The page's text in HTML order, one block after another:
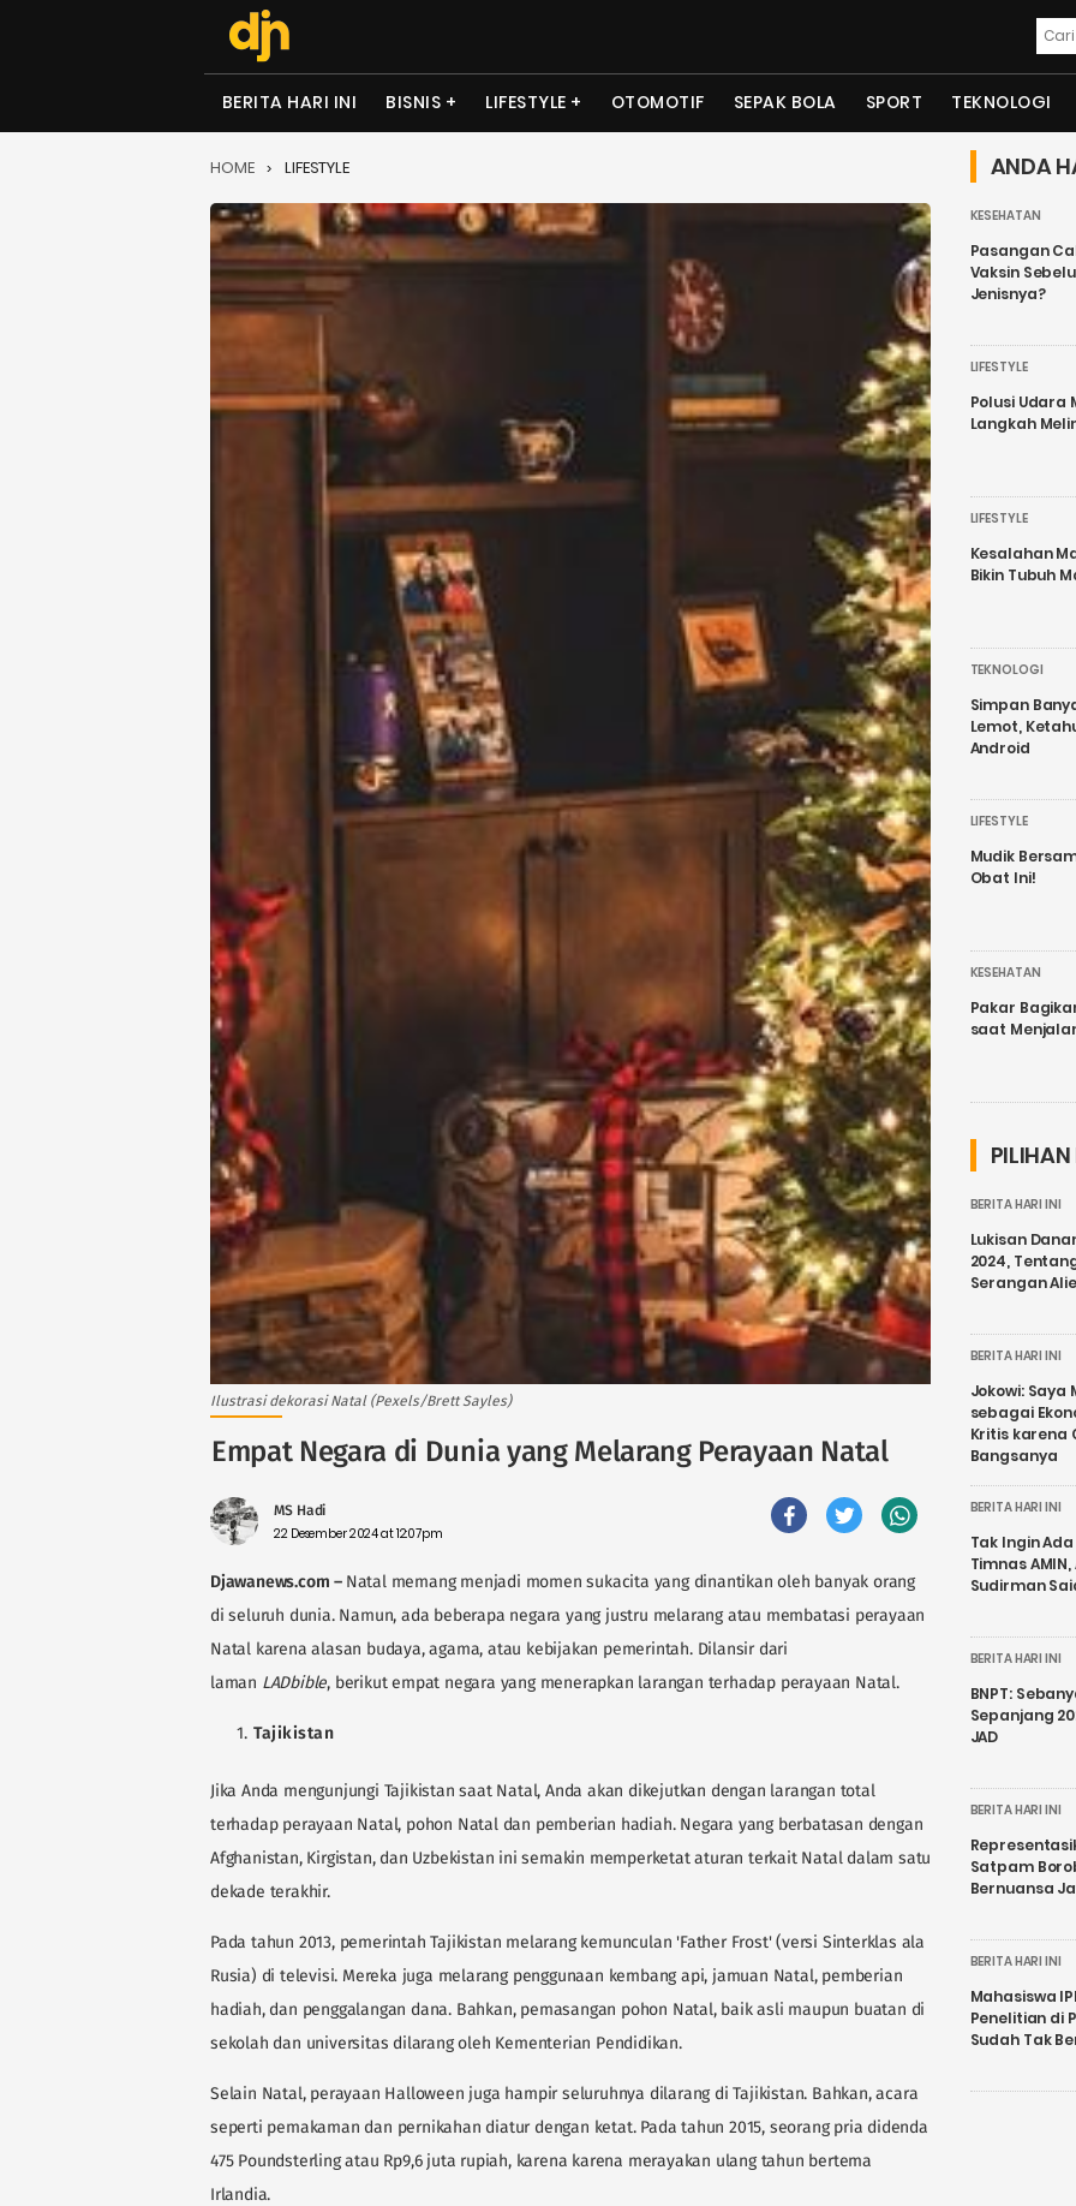
BERITA HARI INI BISNIS LIFESTYLE OTOMOTIF SEPAK BOLA SPORT TEKNOLOGI
HOME LIFESTYLE
Ilustrasi dekorasi Natal (Pexels/Brett Sayles)
Empat Negara di Dunia yang Melarang Perayaan Natal
MS Hadi
22 Desember 2024 at 12:07pm
Djawanews.com – Natal memang menjadi momen sukacita yang dinantikan oleh banyak orang
di seluruh dunia. Namun, ada beberapa negara yang justru melarang atau membatasi perayaan
Natal karena alasan budaya, agama, atau kebijakan pemerintah. Dilansir dari
laman LADbible, berikut empat negara yang menerapkan larangan terhadap perayaan Natal.
Tajikistan
Jika Anda mengunjungi Tajikistan saat Natal, Anda akan dikejutkan dengan larangan total
terhadap perayaan Natal, pohon Natal dan pemberian hadiah. Negara yang berbatasan dengan
Afghanistan, Kirgistan, dan Uzbekistan ini semakin memperketat aturan terkait Natal dalam satu
dekade terakhir.
Pada tahun 2013, pemerintah Tajikistan melarang kemunculan 'Father Frost' (versi Sinterklas ala
Rusia) di televisi. Mereka juga melarang penggunaan kembang api, jamuan Natal, pemberian
hadiah, dan penggalangan dana. Bahkan, pemasangan pohon Natal, baik asli maupun buatan di
sekolah dan universitas dilarang oleh Kementerian Pendidikan.
Selain Natal, perayaan Halloween juga hampir seluruhnya dilarang di Tajikistan. Bahkan, acara
seperti pemakaman dan pernikahan diatur dengan ketat. Pada tahun 2015, seorang pria didenda
475 Poundsterling atau Rp9,6 juta rupiah, karena karena merayakan ulang tahun bertema
Irlandia.
ANDA
KESEHATAN
Pasangan
Vaksin
Jenisnya?
LIFESTYLE
Polusi Udara
Langkah
LIFESTYLE
Kesalahan
Bikin Tubuh
TEKNOLOGI
Simpan
Lemot,
Android
LIFESTYLE
Mudik
Obat Ini!
KESEHATAN
Pakar
saat
PILIHAN
BERITA HARI INI
Lukisan
2024,
Serangan
BERITA HARI INI
Jokowi: Saya
sebagai
Kritis karena
Bangsanya
BERITA HARI INI
Tak Ingin
Timnas
Sudirman
BERITA HARI INI
BNPT:
Sepanjang
JAD
BERITA HARI INI
Satpam
Bernuansa
BERITA HARI INI
Mahasiswa
Penelitian di
Sudah Tak